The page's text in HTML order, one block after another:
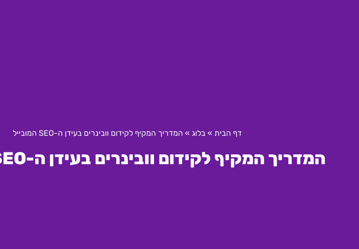
דף הבית »בלוג » המדריך המקיף לקידום וובינרים בעידן ה-SEO המובייל
המדריך המקיף לקידום וובינרים בעידן ה-SEO המובייל